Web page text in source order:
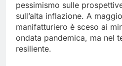
pessimismo sulle
sull’alta inflazione. A
manifatturiero è sceso ai
ondata pandemica, ma nel
resiliente.